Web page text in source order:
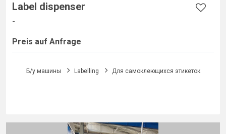
Label dispenser
-
Preis auf Anfrage
Б/у машины Labelling Для самоклеющихся этикеток